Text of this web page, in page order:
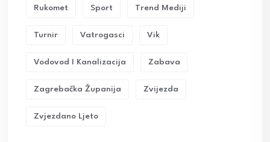
Rukomet Sport Trend Mediji
Turnir Vatrogasci Vik
Vodovod I Kanalizacija Zabava
Zagrebačka Županija Zvijezda
Zvjezdano Ljeto